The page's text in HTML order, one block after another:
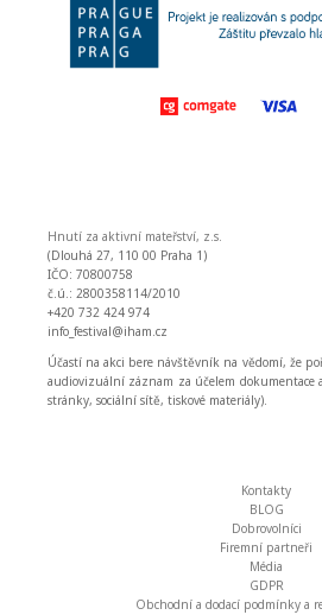
Hnutí za aktivní mateřství, z.s.
(Dlouhá 27, 110 00 Praha 1)
IČO: 70800758
č.ú.: 2800358114/2010
+420 732 424 974
info_festival@iham.cz
Účastí na akci bere návštěvník na vědomí, že
audiovizuální záznam za účelem dokumentace
stránky, sociální sítě, tiskové materiály).
Kontakty
BLOG
Dobrovolníci
Firemní partneři
Média
GDPR
Obchodní a dodací podmínky a